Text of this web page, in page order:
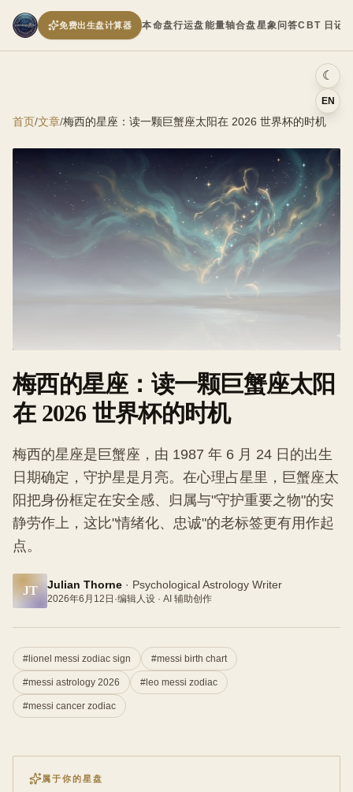
本命盘行运盘能量轴合盘星象问答CBT 日记
免费出生盘计算器
☾
EN
首页/文章/梅西的星座：读一颗巨蟹座太阳在 2026 世界杯的时机
梅西的星座：读一颗巨蟹座太阳
在 2026 世界杯的时机
梅西的星座是巨蟹座，由 1987 年 6 月 24 日的出生
日期确定，守护星是月亮。在心理占星里，巨蟹座太
阳把身份框定在安全感、归属与"守护重要之物"的安
静劳作上，这比"情绪化、忠诚"的老标签更有用作起
点。
JT Julian Thorne · Psychological Astrology Writer
2026年6月12日 ·编辑人设 · AI 辅助创作
# lionel messi zodiac sign #messi birth chart
#messi astrology 2026 # leo messi zodiac
#messi cancer zodiac
属于你的星盘